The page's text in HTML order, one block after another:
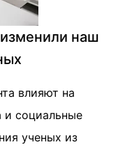
наш
влияют на
и социальные
ученых из